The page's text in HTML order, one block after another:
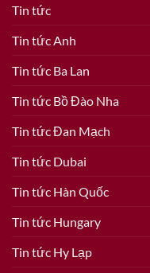
Tin tức
Tin tức Anh
Tin tức Ba Lan
Tin tức Bồ Đào Nha
Tin tức Đan Mạch
Tin tức Dubai
Tin tức Hàn Quốc
Tin tức Hungary
Tin tức Hy Lạp